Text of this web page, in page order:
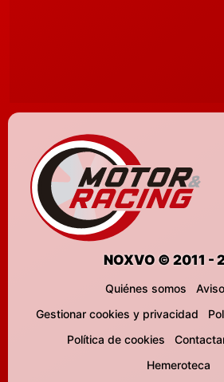
NOXVO © 2011 -
Quiénes somos
Gestionar cookies y privacidad
Política de cookies
Hemeroteca